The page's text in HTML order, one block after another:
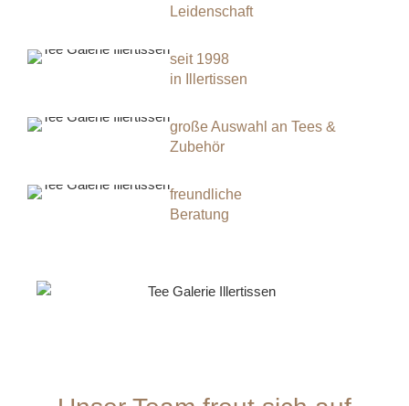
Leidenschaft
seit 1998
in Illertissen
große Auswahl an Tees &
Zubehör
freundliche
Beratung